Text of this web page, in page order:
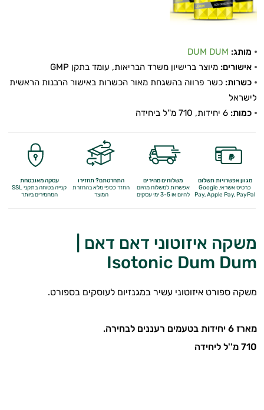
מותג: DUM DUM
אישורים: מיוצר ברישיון משרד הבריאות, עומד בתקן GMP
כשרות: כשר פרווה בהשגחת מאור הכשרות באישור הרבנות הראשית
לישראל
כמות:
מגוון אפשרויות תשלום
כרטיס אשראי, Google
Pay,Apple Pay, PayPal
משלוחים מהירים
אפשרות למשלוח מהיום
להיום או 3-5 ימי עסקים
התחרטתם? תחזירו
החזר כספי מלאבהחזרת
המוצר
עסקה מאובטחת
קנייה בטוחה בתקני SSL
המחמירים ביותר
משקה איזוטוני דאם דאם |
Isotonic Dum Dum
משקה ספורט איזוטוני עשיר במגנזיום לעוסקים בספורט.
מארז 6 יחידות בטעמים רעננים לבחירה.
710 מ''ל ליחידה